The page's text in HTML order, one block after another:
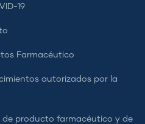
19
Farmacéutico
autorizados por la
de producto farmacéutico y de